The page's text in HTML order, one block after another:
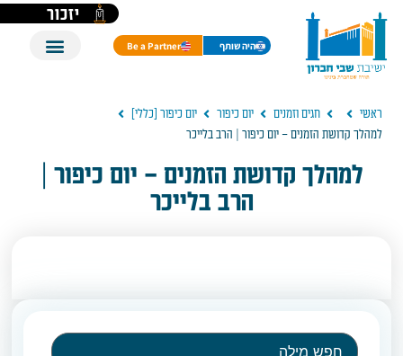
יזכור
היה שותף Be a Partner
ראשי חגים וזמנים יום כיפור
יום כיפור [כללי]
למהלך קדושת הזמנים – יום כיפור | הרב בלייכר
למהלך קדושת הזמנים – יום כיפור |
הרב בלייכר